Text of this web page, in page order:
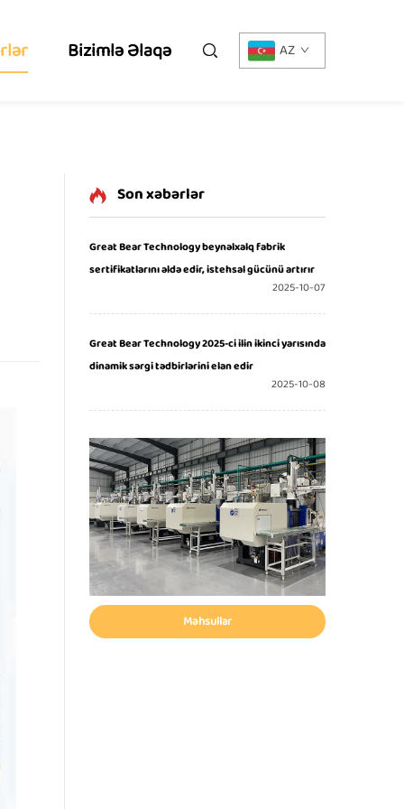
Bizimlə Əlaqə AZ
Son xəbərlər
Great Bear Technology beynəlxalq fabrik
sertifikatlarını əldə edir, istehsal gücünü artırır
2025-10-07
Great Bear Technology 2025-ci ilin ikinci yarısında
dinamik sərgi tədbirlərini elan edir
2025-10-08
Məhsullar